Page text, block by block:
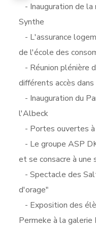
- Inauguration de
Synthe
- L'assurance
de l'école des
- Réunion plénière
différents accès
- Inauguration du
l'Albeck
- Portes ouvertes
- Le groupe ASP
et se consacre à une
- Spectacle des
d'orage"
- Exposition des
Permeke à la galerie